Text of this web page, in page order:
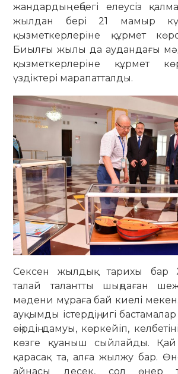
жандардың еңбегі елеусіз
жылдан бері 21 мамыр
қызметкерлеріне құрмет
Биылғы жылы да аудандағы
қызметкерлеріне құрмет
үздіктері марапатталды.
Сексен жылдық тарихы бар
талай талантты шыңдаған
мәдени мұраға бай киелі мекен.
ауқымды істердің, игі
өңірдің дамуы, көркейіп,
көзге қуаныш сыйлайды.
қарасақ та, алға жылжу бар.
айнасы десек, сол өнер